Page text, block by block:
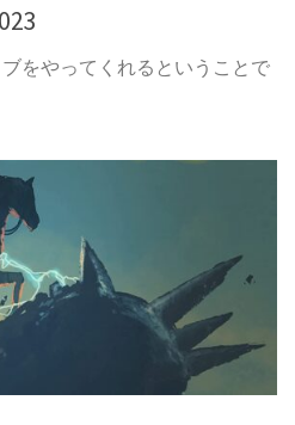
ブをやってくれるということで